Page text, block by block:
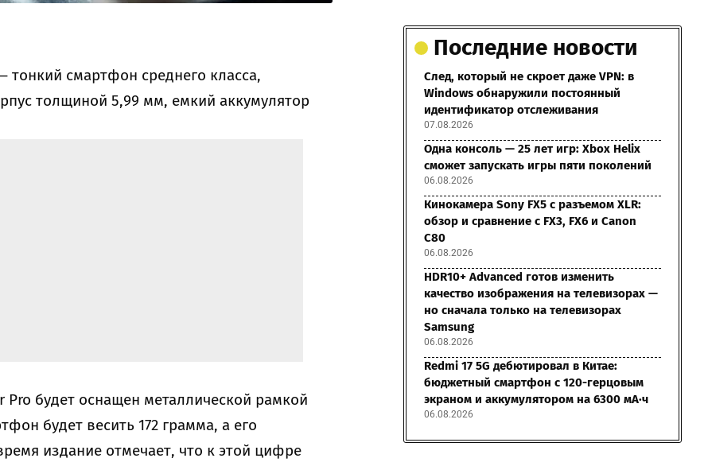
тонкий смартфон среднего класса,
толщиной 5,99 мм, емкий аккумулятор
будет оснащен металлической рамкой
будет весить 172 грамма, а его
издание отмечает, что к этой цифре
Последние новости
След, который не скроет даже VPN: в
Windows обнаружили постоянный
идентификатор отслеживания
07.08.2026
Одна консоль — 25 лет игр: Xbox Helix
сможет запускать игры пяти поколений
06.08.2026
Кинокамера Sony FX5 с разъемом XLR:
обзор и сравнение с FX3, FX6 и Canon
C80
06.08.2026
HDR10+ Advanced готов изменить
качество изображения на телевизорах —
но сначала только на телевизорах
Samsung
06.08.2026
Redmi 17 5G дебютировал в Китае:
бюджетный смартфон с 120-герцовым
экраном и аккумулятором на 6300 мА·ч
06.08.2026